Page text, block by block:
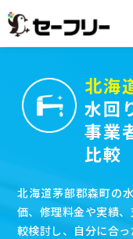
北海
水回
事業
比較
北海道茅部郡森町の
価、修理料金や実績
較検討し、自分に合